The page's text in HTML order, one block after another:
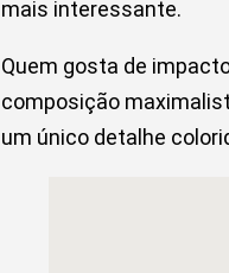
mais interessante.
Quem gosta de
composição
um único detalhe